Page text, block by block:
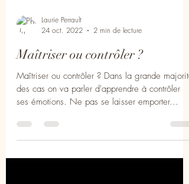
Laurie Perrault
24 oct. 2022
2 min de lecture
Maîtriser ou contrôler ?
Maîtriser ou contrôler ? Dans la grande majorité
des cas on va parler d'apprendre à contrôler
ses émotions. Ne pas se laisser emporter...